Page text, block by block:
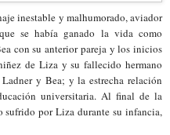
inestable y malhumorado, aviador
se había ganado la vida como
con su anterior pareja y los inicios
de Liza y su fallecido hermano
y Bea; y la estrecha relación
universitaria. Al final de la
sufrido por Liza durante su infancia,